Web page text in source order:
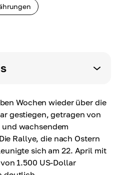
Wochen wieder über die
gestiegen, getragen von
wachsendem
Rallye, die nach Ostern
sich am 22. April mit
1.500 US-Dollar